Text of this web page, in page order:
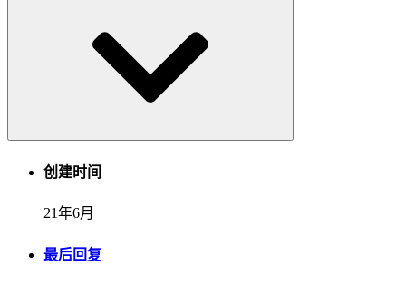
创建时间
21年6月
最后回复